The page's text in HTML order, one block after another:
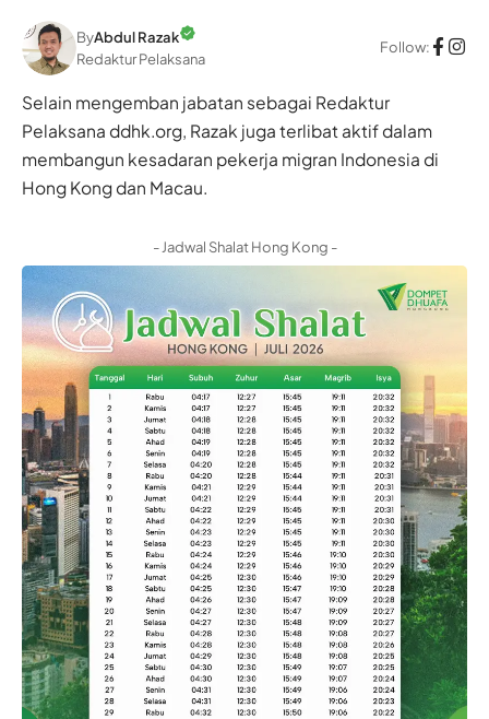
ByAbdul Razak
Redaktur Pelaksana
Follow:
Selain mengemban jabatan sebagai Redaktur
Pelaksana ddhk.org, Razak juga terlibat aktif dalam
membangun kesadaran pekerja migran Indonesia di
Hong Kong dan Macau.
- Jadwal Shalat Hong Kong -